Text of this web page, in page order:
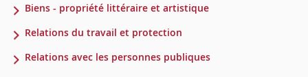
Biens - propriété littéraire et artistique
Relations du travail et protection
Relations avec les personnes publiques